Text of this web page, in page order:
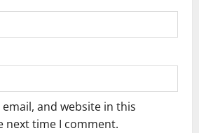
email, and website in this
next time I comment.